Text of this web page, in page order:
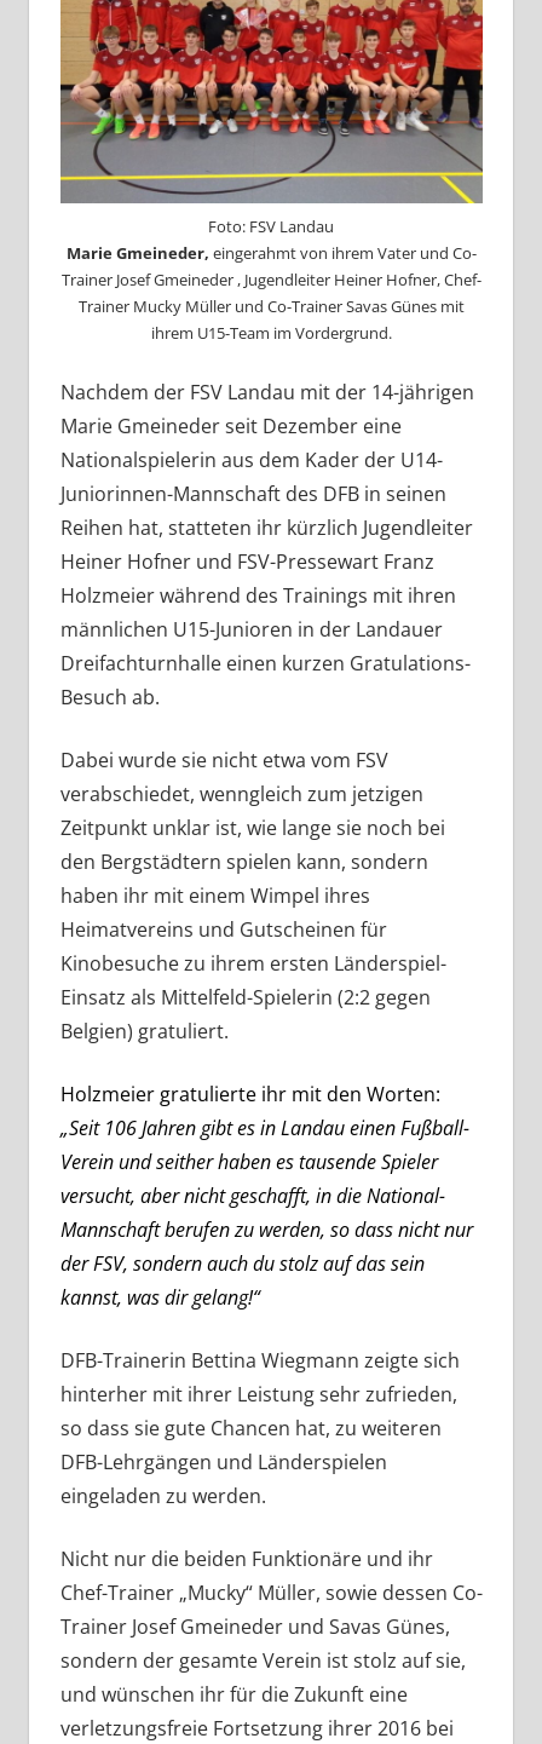
Foto: FSV Landau
Marie Gmeineder, eingerahmt von ihrem Vater und Co-
Trainer Josef Gmeineder , Jugendleiter Heiner Hofner, Chef-
Trainer Mucky Müller und Co-Trainer Savas Günes mit
ihrem U15-Team im Vordergrund.
Nachdem der FSV Landau mit der 14-jährigen
Marie Gmeineder seit Dezember eine
Nationalspielerin aus dem Kader der U14-
Juniorinnen-Mannschaft des DFB in seinen
Reihen hat, statteten ihr kürzlich Jugendleiter
Heiner Hofner und FSV-Pressewart Franz
Holzmeier während des Trainings mit ihren
männlichen U15-Junioren in der Landauer
Dreifachturnhalle einen kurzen Gratulations-
Besuch ab.
Dabei wurde sie nicht etwa vom FSV
verabschiedet, wenngleich zum jetzigen
Zeitpunkt unklar ist, wie lange sie noch bei
den Bergstädtern spielen kann, sondern
haben ihr mit einem Wimpel ihres
Heimatvereins und Gutscheinen für
Kinobesuche zu ihrem ersten Länderspiel-
Einsatz als Mittelfeld-Spielerin (2:2 gegen
Belgien) gratuliert.
Holzmeier gratulierte ihr mit den Worten:
„Seit 106 Jahren gibt es in Landau einen Fußball-
Verein und seither haben es tausende Spieler
versucht, aber nicht geschafft, in die National-
Mannschaft berufen zu werden, so dass nicht nur
der FSV, sondern auch du stolz auf das sein
kannst, was dir gelang!“
DFB-Trainerin Bettina Wiegmann zeigte sich
hinterher mit ihrer Leistung sehr zufrieden,
so dass sie gute Chancen hat, zu weiteren
DFB-Lehrgängen und Länderspielen
eingeladen zu werden.
Nicht nur die beiden Funktionäre und ihr
Chef-Trainer „Mucky“ Müller, sowie dessen Co-
Trainer Josef Gmeineder und Savas Günes,
sondern der gesamte Verein ist stolz auf sie,
und wünschen ihr für die Zukunft eine
verletzungsfreie Fortsetzung ihrer 2016 bei